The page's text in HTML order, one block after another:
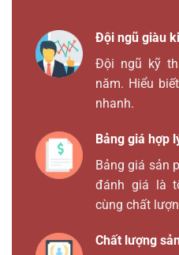
Đội ngũ giàu
Đội ngũ kỹ
năm. Hiểu
nhanh.
Bảng giá hợp
Bảng giá sản
đánh giá là
cùng chất
Chất lượng